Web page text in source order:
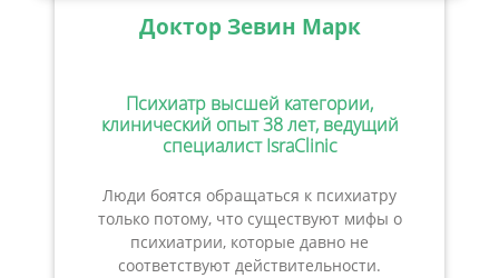
Доктор Зевин Марк
Психиатр высшей категории,
клинический опыт 38 лет, ведущий
специалист IsraClinic
Люди боятся обращаться к психиатру
только потому, что существуют мифы о
психиатрии, которые давно не
соответствуют действительности.